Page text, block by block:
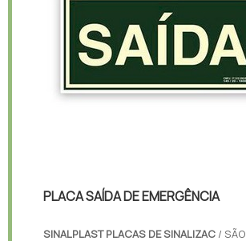
PLACA SAÍDA DE EMERGÊNCIA
SINALPLAST PLACAS DE SINALIZAC /